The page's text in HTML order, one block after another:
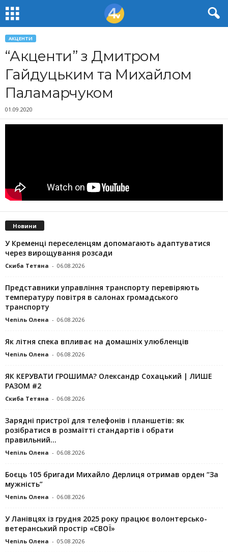
АКЦЕНТИ
“Акценти” з Дмитром
Гайдуцьким та Михайлом
Паламарчуком
01.09.2020
Новини
У Кременці переселенцям допомагають адаптуватися
через вирощування розсади
Скиба Тетяна - 06.08.2026
Представники управління транспорту перевіряють
температуру повітря в салонах громадського
транспорту
Чепіль Олена - 06.08.2026
Як літня спека впливає на домашніх улюбленців
Чепіль Олена - 06.08.2026
ЯК КЕРУВАТИ ГРОШИМА? Олександр Сохацький | ЛИШЕ
РАЗОМ #2
Скиба Тетяна - 06.08.2026
Зарядні пристрої для телефонів і планшетів: як
розібратися в розмаїтті стандартів і обрати
правильний...
Чепіль Олена - 06.08.2026
Боєць 105 бригади Михайло Дерлиця отримав орден “За
мужність”
Чепіль Олена - 06.08.2026
У Ланівцях із грудня 2025 року працює волонтерсько-
ветеранський простір «СВОЇ»
Чепіль Олена - 05.08.2026